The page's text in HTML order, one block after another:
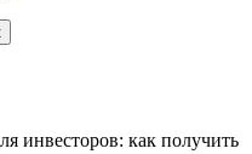
инвесторов: как получить